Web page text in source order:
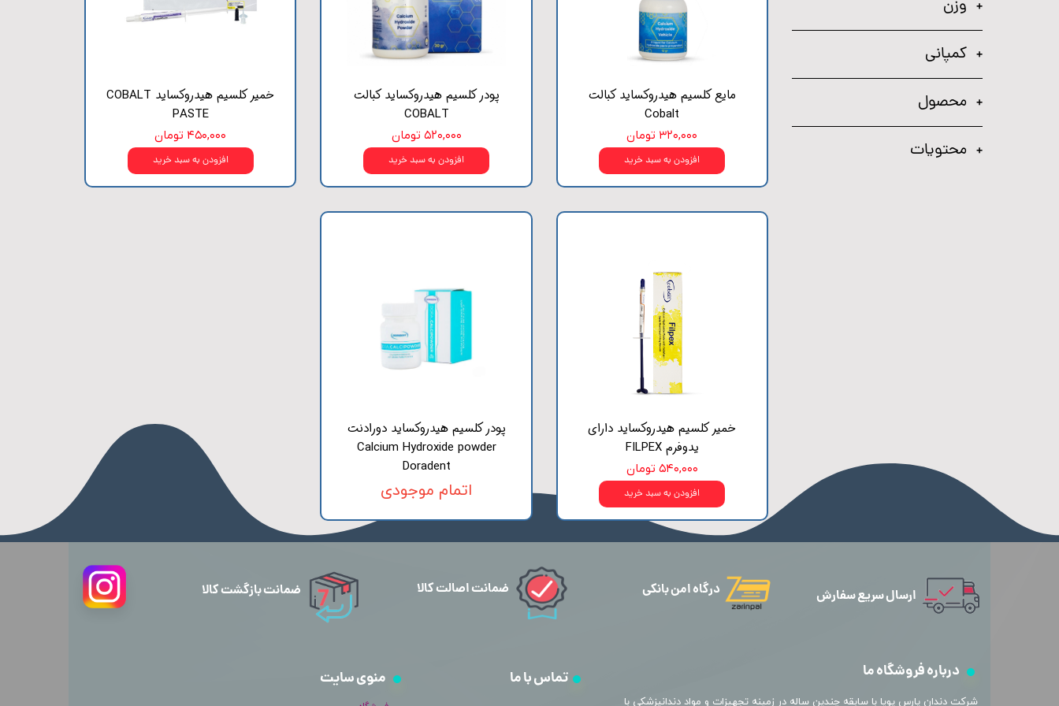
وزن
کمپانی
محصول
محتويات
مایع کلسیم هیدروکساید کبالت
Cobalt
۳۲۰,۰۰۰ تومان
افزودن به سبد خرید
پودر کلسیم هیدروکساید کبالت
COBALT
۵۲۰,۰۰۰ تومان
افزودن به سبد خرید
خمیر کلسیم هیدروکساید COBALT
PASTE
۴۵۰,۰۰۰ تومان
افزودن به سبد خرید
خمیر کلسیم هیدروکساید دارای
یدوفرم FILPEX
۵۴۰,۰۰۰ تومان
افزودن به سبد خرید
پودر کلسیم هیدروکساید دورادنت
Calcium Hydroxide powder
Doradent
اتمام موجودی
ارسال سریع سفارش
درباره فروشگاه ما
​شرکت دندان پارس پویا با سابقه چندین ساله در زمینه تجهیزات و مواد دندانپزشکی با
منوی سایت تماس با ما
درگاه امن بانکی ضمانت اصالت کالا ضمانت بازگشت کالا